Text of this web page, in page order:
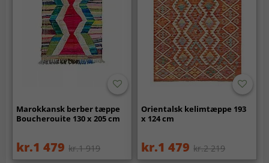
Marokkansk berber tæppe
Boucherouite 130 x 205 cm
kr.1 479 kr.1 919
Orientalsk kelimtæppe 193
x 124 cm
kr.1 479 kr.2 219